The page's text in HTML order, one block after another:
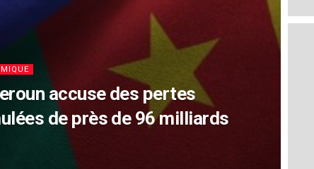
accuse des pertes
de près de 96 milliards